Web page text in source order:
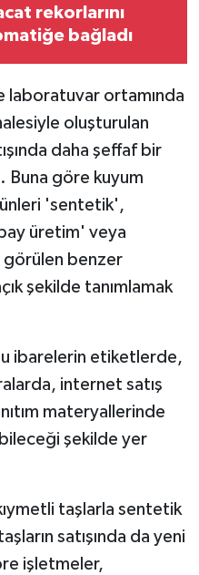
rekorlarını
bağladı
laboratuvar ortamında
oluşturulan
daha şeffaf bir
Buna göre kuyum
'sentetik',
üretim' veya
görülen benzer
şekilde tanımlamak
ibarelerin etiketlerde,
internet satış
materyallerinde
şekilde yer
taşlarla sentetik
satışında da yeni
işletmeler,